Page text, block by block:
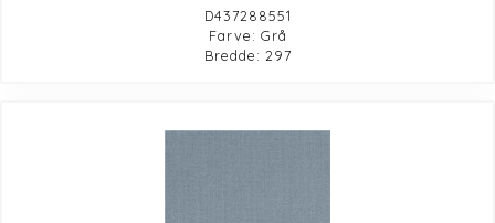
D437288551
Farve: Grå
Bredde: 297